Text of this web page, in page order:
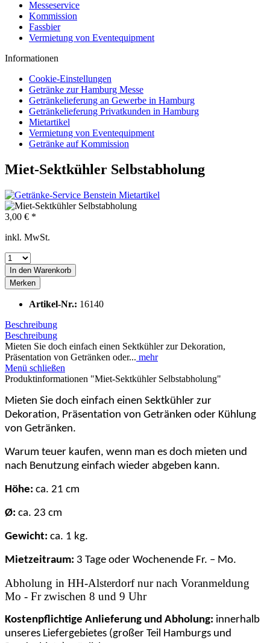
Messeservice
Kommission
Fassbier
Vermietung von Eventequipment
Informationen
Cookie-Einstellungen
Getränke zur Hamburg Messe
Getränkelieferung an Gewerbe in Hamburg
Getränkelieferung Privatkunden in Hamburg
Mietartikel
Vermietung von Eventequipment
Getränke auf Kommission
Miet-Sektkühler Selbstabholung
3,00 € *
inkl. MwSt.
In den Warenkorb
Merken
Artikel-Nr.: 16140
Beschreibung
Beschreibung
Mieten Sie doch einfach einen Sektkühler zur Dekoration,
Präsentation von Getränken oder... mehr
Menü schließen
Produktinformationen "Miet-Sektkühler Selbstabholung"
Mieten Sie doch einfach einen Sektkühler zur
Dekoration, Präsentation von Getränken oder Kühlung
von Getränken.
Warum teuer kaufen, wenn man es doch mieten und
nach Benutzung einfach wieder abgeben kann.
Höhe: ca. 21 cm
Ø: ca. 23 cm
Gewicht: ca. 1 kg.
Mietzeitraum: 3 Tage oder Wochenende Fr. – Mo.
Abholung in HH-Alsterdorf nur nach Voranmeldung
Mo - Fr zwischen 8 und 9 Uhr
Kostenpflichtige Anlieferung und Abholung: innerhalb
unseres Liefergebietes (großer Teil Hamburgs und